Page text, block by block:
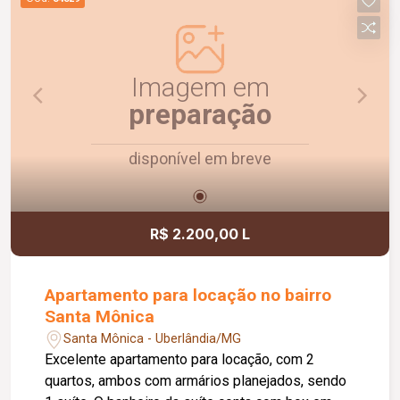
confortável, funcional e pronto para morar.
Agende uma visita e conheça!
Imagem em
preparação
disponível em breve
R$ 2.200,00 L
Apartamento para locação no bairro
Santa Mônica
Santa Mônica - Uberlândia/MG
Excelente apartamento para locação, com 2
quartos, ambos com armários planejados, sendo